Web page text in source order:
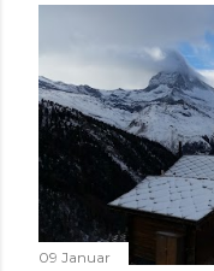
09 Januar